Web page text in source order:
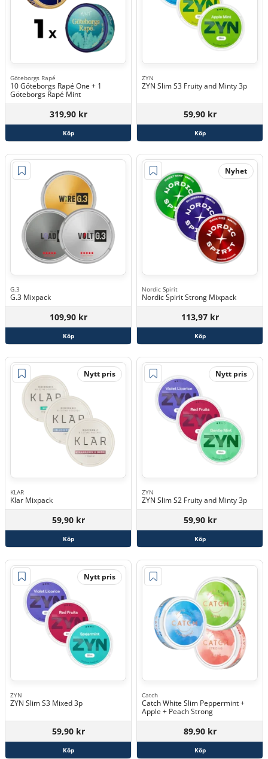
Göteborgs Rapé
10 Göteborgs Rapé One + 1
Göteborgs Rapé Mint
319,90 kr
Köp
ZYN
ZYN Slim S3 Fruity and Minty 3p
59,90 kr
Köp
G.3
G.3 Mixpack
109,90 kr
Köp
Nyhet
Nordic Spirit
Nordic Spirit Strong Mixpack
113,97 kr
Köp
Nytt pris
KLAR
Klar Mixpack
59,90 kr
Köp
Nytt pris
ZYN
ZYN Slim S2 Fruity and Minty 3p
59,90 kr
Köp
Nytt pris
ZYN
ZYN Slim S3 Mixed 3p
59,90 kr
Köp
Catch
Catch White Slim Peppermint +
Apple + Peach Strong
89,90 kr
Köp